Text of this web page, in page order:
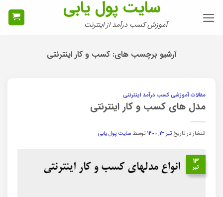
سایت پول یابی
آموزش کسب درآمد از اینترنت
آرشیو برچسب های:کسب و کار اینترنتی
مقالات آموزشی کسب درآمد اینترنتی
مدل های کسب و کار اینترنتی
انتشار در تاریختیر ۱۳, ۱۴۰۰ توسط سایت پول یابی
۱۳
تیر